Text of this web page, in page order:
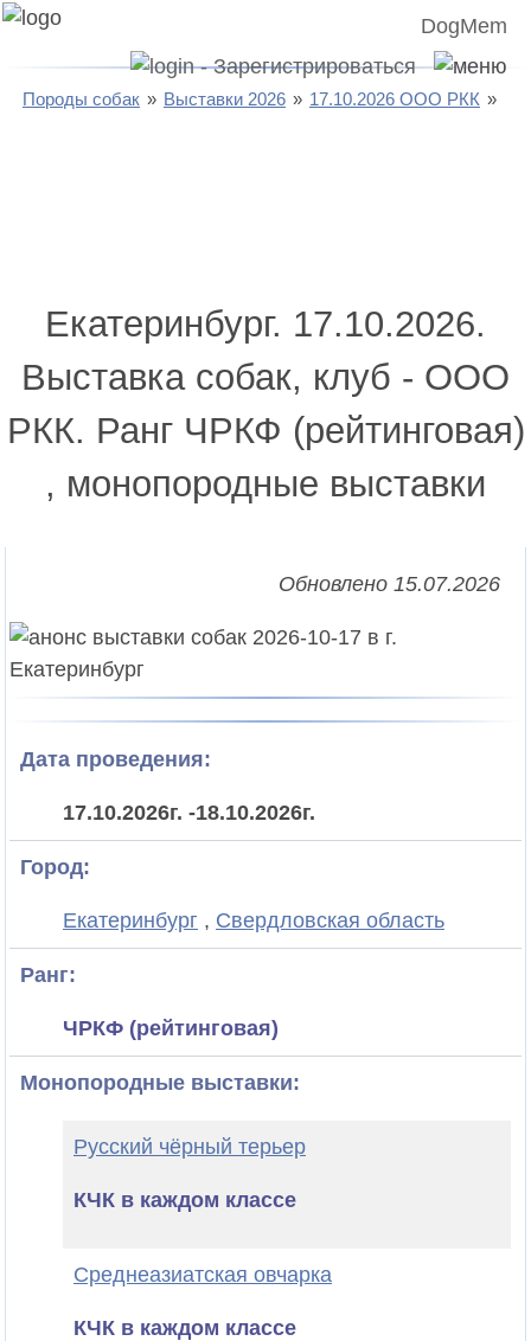
DogMem
Породы собак Выставки 2026 17.10.2026 ООО РКК
Екатеринбург. 17.10.2026.
Выставка собак, клуб - ООО
РКК. Ранг ЧРКФ (рейтинговая)
, монопородные выставки
Обновлено 15.07.2026
Дата проведения:
17.10.2026г. -18.10.2026г.
Город:
Екатеринбург , Свердловская область
Ранг:
ЧРКФ (рейтинговая)
Монопородные выставки:
Русский чёрный терьер
КЧК в каждом классе
Среднеазиатская овчарка
КЧК в каждом классе